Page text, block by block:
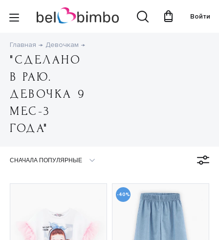
Войти
Главная Девочкам
"СДЕЛАНО
В РАЮ.
ДЕВОЧКА 9
МЕС-3
ГОДА"
-40%